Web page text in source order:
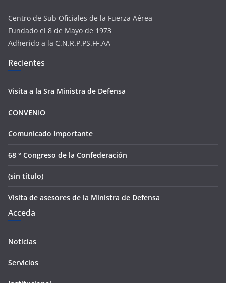
Centro de Sub Oficiales de la Fuerza Aérea
Fundado el 8 de Mayo de 1973
Adherido a la C.N.R.P.PS.FF.AA
Recientes
Visita a la Sra Ministra de Defensa
CONVENIO
Comunicado Importante
68 ° Congreso de la Confederación
(sin título)
Visita de asesores de la Ministra de Defensa
Acceda
Noticias
Servicios